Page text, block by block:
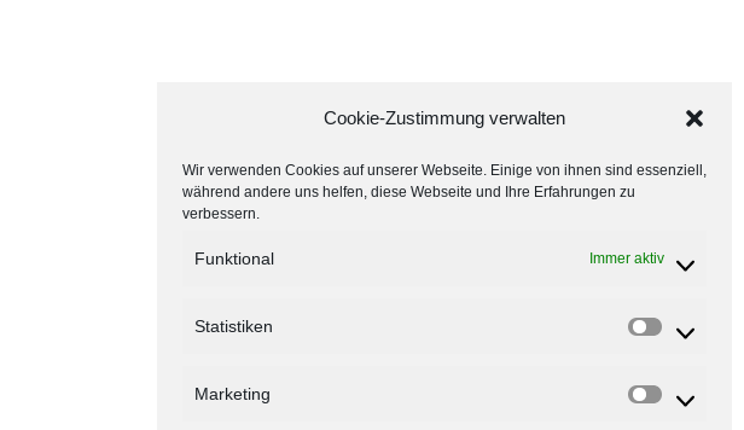
Cookie-Zustimmung verwalten
Wir verwenden Cookies auf unserer Webseite. Einige von ihnen sind essenziell,
während andere uns helfen, diese Webseite und Ihre Erfahrungen zu
verbessern.
Funktional Immer aktiv
Statistiken
Marketing